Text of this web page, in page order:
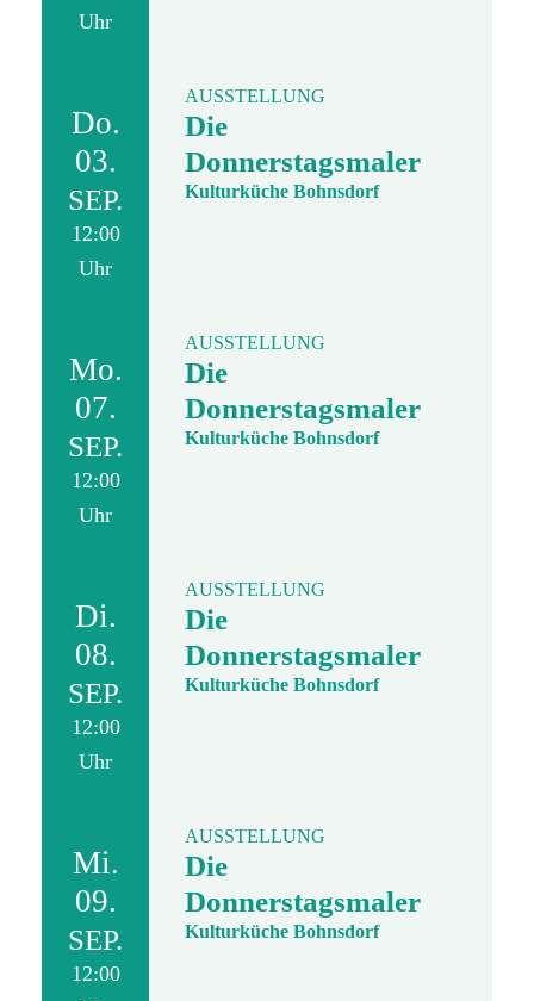
Uhr
Do.
03.
SEP.
12:00
Uhr
AUSSTELLUNG
Die
Donnerstagsmaler
Kulturküche Bohnsdorf
Mo.
07.
SEP.
12:00
Uhr
AUSSTELLUNG
Die
Donnerstagsmaler
Kulturküche Bohnsdorf
Di.
08.
SEP.
12:00
Uhr
AUSSTELLUNG
Die
Donnerstagsmaler
Kulturküche Bohnsdorf
Mi.
09.
SEP.
12:00
AUSSTELLUNG
Die
Donnerstagsmaler
Kulturküche Bohnsdorf